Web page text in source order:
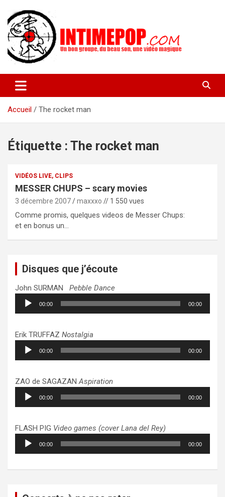
contenu
intimepop.com
actuelles pop rock, post-rock, indé sur Lyon. rock pop concert
lyon
Accueil
The rocket man
Étiquette : The rocket man
VIDÉOS LIVE, CLIPS
MESSER CHUPS – scary movies
3 décembre 2007 maxxxo // 1 550 vues
Comme promis, quelques videos de Messer Chups:
et en bonus un…
Disques que j’écoute
John SURMAN Pebble Dance
Lecteur
audio
00:00 00:00
Erik TRUFFAZ Nostalgia
Lecteur
audio
00:00 00:00
ZAO de SAGAZANAspiration
Lecteur
audio
00:00 00:00
FLASH PIG Video games (cover Lana del Rey)
Lecteur
audio
00:00 00:00